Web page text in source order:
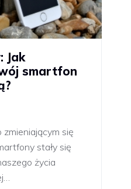
Jak
smartfon
się
stały się
życia